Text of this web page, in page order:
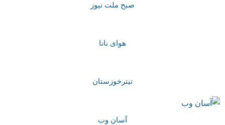
صبح ملت نیوز
هوای بانا
تیترخوزستان
آسان وب